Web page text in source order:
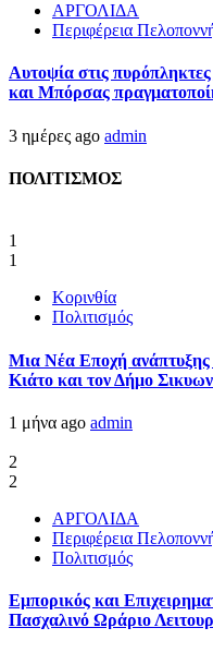
ΑΡΓΟΛΙΔΑ
Περιφέρεια
Αυτοψία στις
και Μπόρσας
3 ημέρες ago admin
ΠΟΛΙΤΙΣΜΟΣ
1
1
Κορινθία
Πολιτισμός
Μια Νέα Εποχή ανάπτυξης
Κιάτο και τον Δήμο
1 μήνα ago admin
2
2
ΑΡΓΟΛΙΔΑ
Περιφέρεια
Πολιτισμός
Εμπορικός και
Πασχαλινό Ωράριο